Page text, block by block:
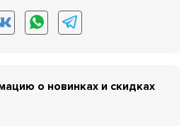
о новинках и скидках